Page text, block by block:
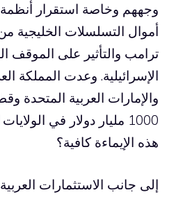
وجههم وخاصة استقرار
أموال التسلسلات الخليجية
ترامب والتأثير على الموقف
الإسرائيلية. وعدت المملكة
والإمارات العربية المتحدة
1000 مليار دولار في
هذه الإيماءة كافية؟
إلى جانب الاستثمارات